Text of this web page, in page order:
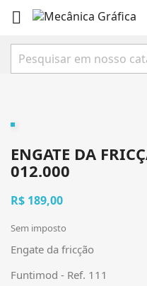

ENGATE DA
012.000
R$ 189,00
Sem imposto
Engate da fricção
Funtimod - Ref. 111